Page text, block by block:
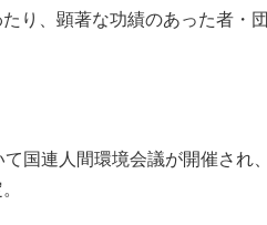
、顕著な功績のあった者・団
国連人間環境会議が開催され